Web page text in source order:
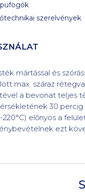
szerelvények
mártással és
max. száraz
a bevonat teljes
30
220°C) előnyös a
ezt